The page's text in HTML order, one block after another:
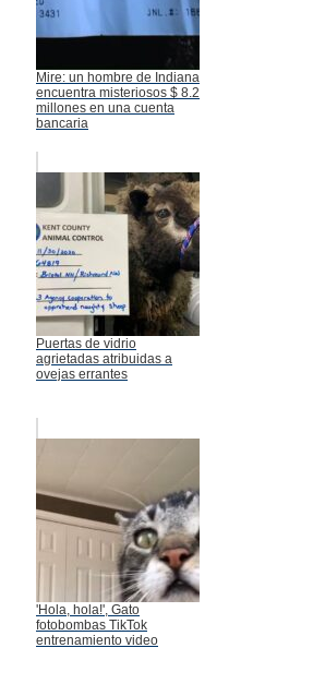
Mire: un hombre de Indiana
encuentra misteriosos $ 8.2
millones en una cuenta
bancaria
Puertas de vidrio
agrietadas atribuidas a
ovejas errantes
'Hola, hola!', Gato
fotobombas TikTok
entrenamiento video